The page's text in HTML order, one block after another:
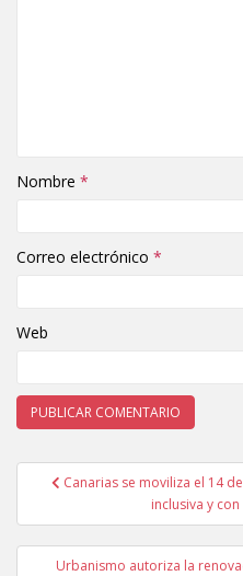
Nombre *
Correo electrónico *
Web
Navegación de
Canarias se moviliza el 14
inclusiva y
Urbanismo autoriza la